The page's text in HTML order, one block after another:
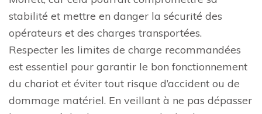
stabilité et mettre en danger la sécurité des
opérateurs et des charges transportées.
Respecter les limites de charge recommandées
est essentiel pour garantir le bon fonctionnement
du chariot et éviter tout risque d’accident ou de
dommage matériel. En veillant à ne pas dépasser